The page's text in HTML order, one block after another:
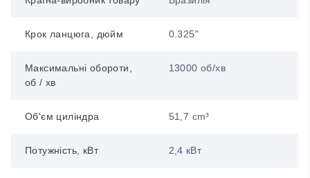
Крок ланцюга, дюйм 0.325"
Максимальні обороти,
об / хв
13000 об/хв
Об'єм циліндра 51,7 cm³
Потужність, кВт 2,4 кВт